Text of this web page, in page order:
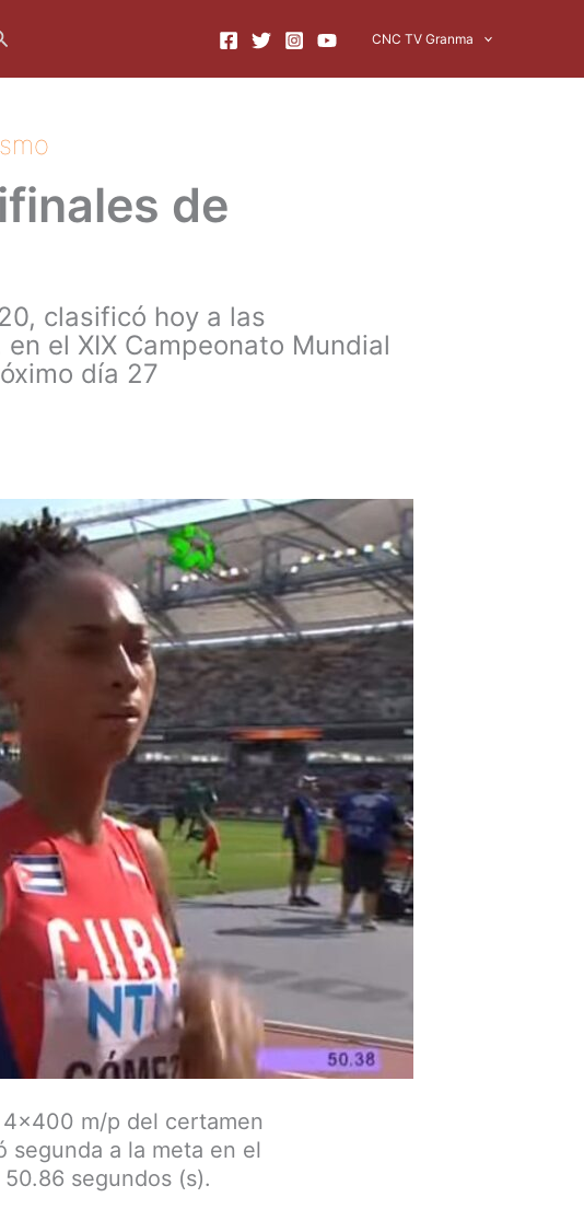
CNC TV Granma
de
clasificó hoy a las
el XIX Campeonato Mundial
día 27
m/p del certamen
segunda a la meta en el
segundos (s).